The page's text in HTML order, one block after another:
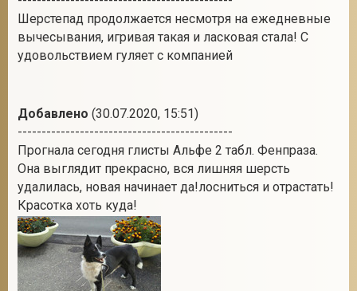
Шерстепад продолжается несмотря на ежедневные
вычесывания, игривая такая и ласковая стала! С
удовольствием гуляет с компанией
Добавлено (30.07.2020, 15:51)
---------------------------------------------
Прогнала сегодня глисты Альфе 2 табл. Фенпраза.
Она выглядит прекрасно, вся лишняя шерсть
удалилась, новая начинает да!лосниться и отрастать!
Красотка хоть куда!